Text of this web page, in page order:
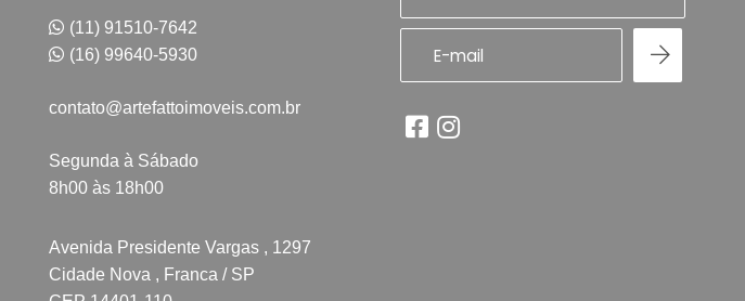
(11) 91510-7642
(16) 99640-5930
contato@artefattoimoveis.com.br
Segunda à Sábado
8h00 às 18h00
Avenida Presidente Vargas , 1297
Cidade Nova , Franca / SP